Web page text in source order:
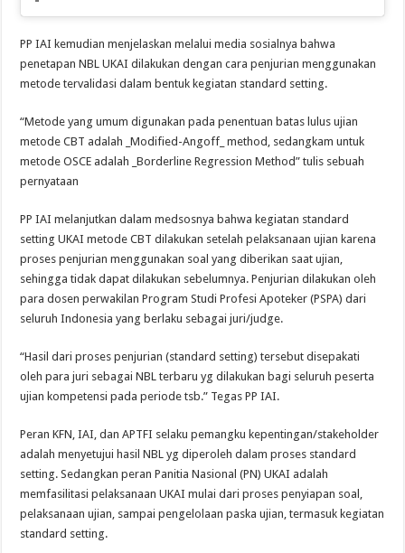
PP IAI kemudian menjelaskan melalui media sosialnya bahwa
penetapan NBL UKAI dilakukan dengan cara penjurian menggunakan
metode tervalidasi dalam bentuk kegiatan standard setting.
“Metode yang umum digunakan pada penentuan batas lulus ujian
metode CBT adalah _Modified-Angoff_ method, sedangkam untuk
metode OSCE adalah _Borderline Regression Method” tulis sebuah
pernyataan
PP IAI melanjutkan dalam medsosnya bahwa kegiatan standard
setting UKAI metode CBT dilakukan setelah pelaksanaan ujian karena
proses penjurian menggunakan soal yang diberikan saat ujian,
sehingga tidak dapat dilakukan sebelumnya. Penjurian dilakukan oleh
para dosen perwakilan Program Studi Profesi Apoteker (PSPA) dari
seluruh Indonesia yang berlaku sebagai juri/judge.
“Hasil dari proses penjurian (standard setting) tersebut disepakati
oleh para juri sebagai NBL terbaru yg dilakukan bagi seluruh peserta
ujian kompetensi pada periode tsb.” Tegas PP IAI.
Peran KFN, IAI, dan APTFI selaku pemangku kepentingan/stakeholder
adalah menyetujui hasil NBL yg diperoleh dalam proses standard
setting. Sedangkan peran Panitia Nasional (PN) UKAI adalah
memfasilitasi pelaksanaan UKAI mulai dari proses penyiapan soal,
pelaksanaan ujian, sampai pengelolaan paska ujian, termasuk kegiatan
standard setting.